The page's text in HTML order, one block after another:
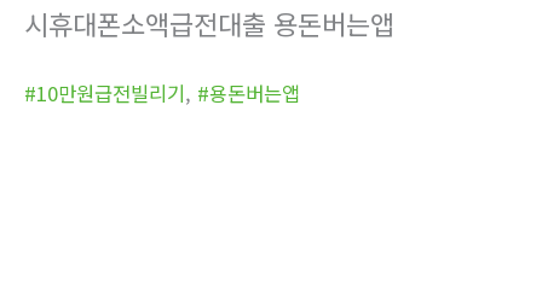
시휴대폰소액급전대출 용돈버는앱
#10만원급전빌리기, #용돈버는앱